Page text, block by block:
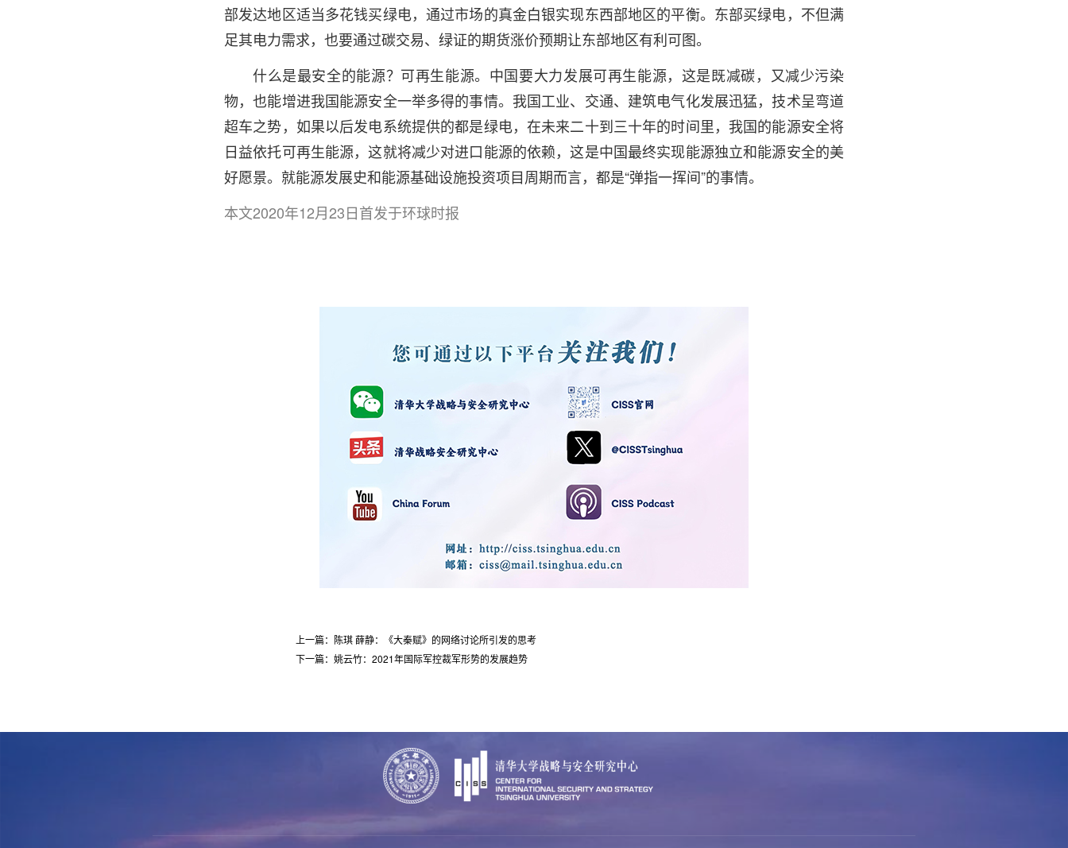
部发达地区适当多花钱买绿电，通过市场的真金白银实现东西部地区的平衡。东部买绿电，不但满
足其电力需求，也要通过碳交易、绿证的期货涨价预期让东部地区有利可图。
什么是最安全的能源？可再生能源。中国要大力发展可再生能源，这是既减碳，又减少污染
物，也能增进我国能源安全一举多得的事情。我国工业、交通、建筑电气化发展迅猛，技术呈弯道
超车之势，如果以后发电系统提供的都是绿电，在未来二十到三十年的时间里，我国的能源安全将
日益依托可再生能源，这就将减少对进口能源的依赖，这是中国最终实现能源独立和能源安全的美
好愿景。就能源发展史和能源基础设施投资项目周期而言，都是“弹指一挥间”的事情。
本文2020年12月23日首发于环球时报
上一篇：陈琪 薛静：《大秦赋》的网络讨论所引发的思考
下一篇：姚云竹：2021年国际军控裁军形势的发展趋势